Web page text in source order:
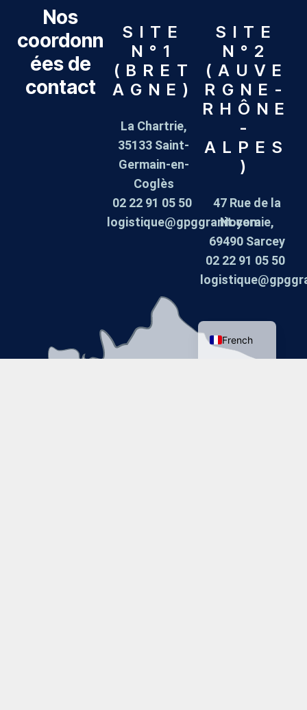
Nos
coordonn
ées de
contact
SITE
N°1
(BRET
AGNE)
La Chartrie,
35133 Saint-
Germain-en-
Coglès
02 22 91 05 50
logistique@gpggranit.com
SITE
N°2
(AUVE
RGNE-
RHÔNE
-
ALPES
)
47 Rue de la
Noyeraie,
69490 Sarcey
02 22 91 05 50
French
Spanish
German
Dutch